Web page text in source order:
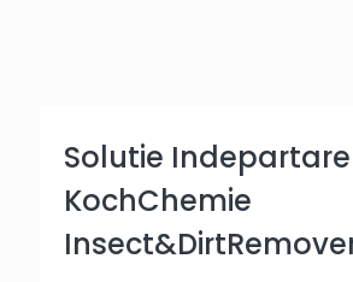
Solutie
KochChemie